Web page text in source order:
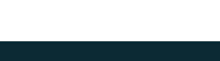
(2)黃敏正主教帶你做【將臨期避靜】—